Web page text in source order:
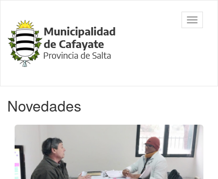
contenido
principal
Municipalidad
de Cafayate,
Salta
barra
Contenido
principal
Novedades